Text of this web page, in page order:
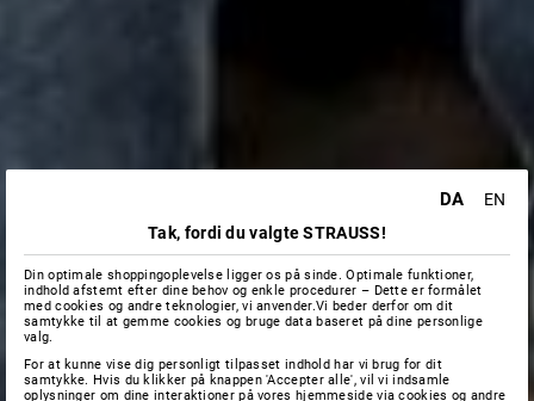
DA
EN
Tak, fordi du valgte STRAUSS!
Din optimale shoppingoplevelse ligger os på sinde. Optimale funktioner,
indhold afstemt efter dine behov og enkle procedurer – Dette er formålet
med cookies og andre teknologier, vi anvender.Vi beder derfor om dit
samtykke til at gemme cookies og bruge data baseret på dine personlige
valg.
For at kunne vise dig personligt tilpasset indhold har vi brug for dit
samtykke. Hvis du klikker på knappen 'Accepter alle', vil vi indsamle
oplysninger om dine interaktioner på vores hjemmeside via cookies og andre